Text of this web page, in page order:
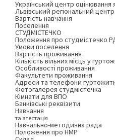
Український центр оцінювання
Львівський регіональний
Вартість навчання
Поселення
СТУДМІСТЕЧКО
Положення про студмістечко
Умови поселення
Вартість проживання
Кількість вільних місць у
Особливості проживання
Факультети проживання
Адреси та телефони
Фотогалерея студмістечка
Кімнати для ВПО
Банківські реквізити
Навчання
та атестація
Навчально-методична рада
Положення про НМР